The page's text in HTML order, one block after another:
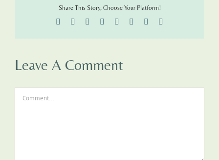
Share This Story, Choose Your Platform!
Facebook
TwitterReddit LinkedIn
TumblrPinterest
Leave A Comment